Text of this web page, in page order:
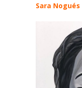
Sara Nogués